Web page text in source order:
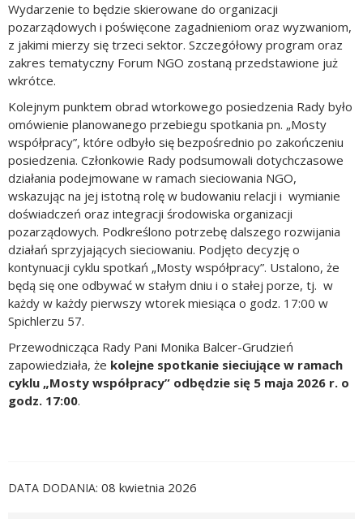
Wydarzenie to będzie skierowane do organizacji
pozarządowych i poświęcone zagadnieniom oraz wyzwaniom,
z jakimi mierzy się trzeci sektor. Szczegółowy program oraz
zakres tematyczny Forum NGO zostaną przedstawione już
wkrótce.
Kolejnym punktem obrad wtorkowego posiedzenia Rady było
omówienie planowanego przebiegu spotkania pn. „Mosty
współpracy”, które odbyło się bezpośrednio po zakończeniu
posiedzenia. Członkowie Rady podsumowali dotychczasowe
działania podejmowane w ramach sieciowania NGO,
wskazując na jej istotną rolę w budowaniu relacji i wymianie
doświadczeń oraz integracji środowiska organizacji
pozarządowych. Podkreślono potrzebę dalszego rozwijania
działań sprzyjających sieciowaniu. Podjęto decyzję o
kontynuacji cyklu spotkań „Mosty współpracy”. Ustalono, że
będą się one odbywać w stałym dniu i o stałej porze, tj. w
każdy w każdy pierwszy wtorek miesiąca o godz. 17:00 w
Spichlerzu 57.
Przewodnicząca Rady Pani Monika Balcer-Grudzień
zapowiedziała, że kolejne spotkanie sieciujące w ramach
cyklu „Mosty współpracy” odbędzie się 5 maja 2026 r. o
godz. 17:00.
DATA DODANIA 08 kwietnia 2026